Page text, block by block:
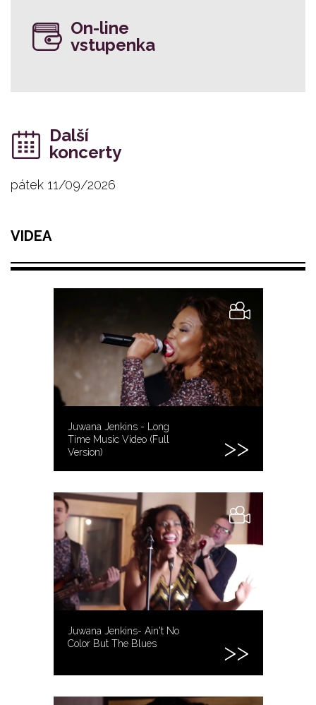
On-line
vstupenka
Další
koncerty
pátek 11/09/2026
VIDEA
Juwana Jenkins - Long
Time Music Video (Full
Version)
Juwana Jenkins- Ain't No
Color But The Blues